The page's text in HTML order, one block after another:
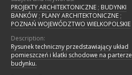
PROJEKTY ARCHITEKTONICZNE ; BUDYNKI
BANKÓW ; PLANY ARCHITEKTONICZNE ;
POZNAŃ WOJEWÓDZTWO WIELKOPOLSKIE
Description:
Rysunek techniczny przedstawiający układ
pomieszczeń i klatki schodowe na parterze
budynku.